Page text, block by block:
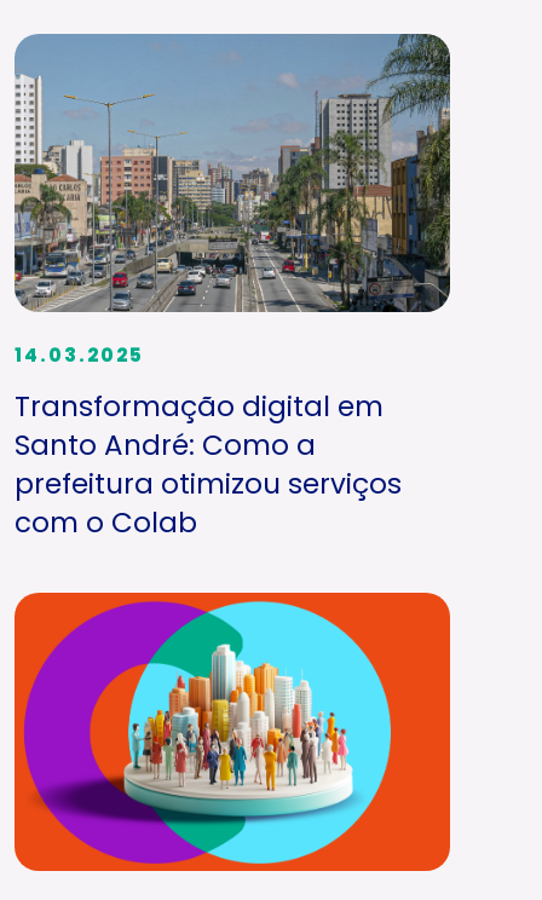
14.03.2025
Transformação digital em
Santo André: Como a
prefeitura otimizou serviços
com o Colab